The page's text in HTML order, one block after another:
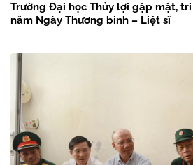
Trường Đại học Thủy lợi gặp mặt,
năm Ngày Thương binh – Liệt sĩ